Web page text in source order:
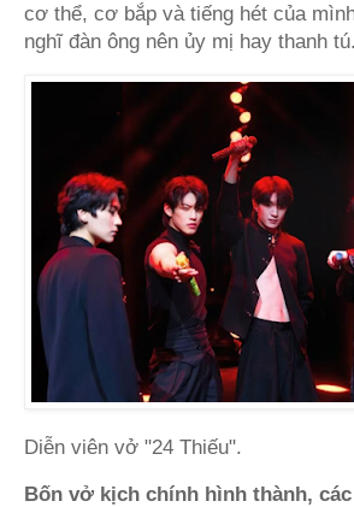
cơ thể, cơ bắp và tiếng hét của
nghĩ đàn ông nên ủy mị hay thanh
Diễn viên vở "24 Thiếu".
Bốn vở kịch chính hình thành,